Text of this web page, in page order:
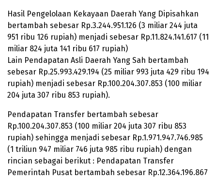
Hasil Pengelolaan Kekayaan Daerah Yang Dipisahkan
bertambah sebesar Rp.3.244.951.126 (3 miliar 244 juta
951 ribu 126 rupiah) menjadi sebesar Rp.11.824.141.617 (11
miliar 824 juta 141 ribu 617 rupiah)
Lain Pendapatan Asli Daerah Yang Sah bertambah
sebesar Rp.25.993.429.194 (25 miliar 993 juta 429 ribu 194
rupiah) menjadi sebesar Rp.100.204.307.853 (100 miliar
204 juta 307 ribu 853 rupiah).
Pendapatan Transfer bertambah sebesar
Rp.100.204.307.853 (100 miliar 204 juta 307 ribu 853
rupiah) sehingga menjadi sebesar Rp.1.971.947.746.985
(1 triliun 947 miliar 746 juta 985 ribu rupiah) dengan
rincian sebagai berikut : Pendapatan Transfer
Pemerintah Pusat bertambah sebesar Rp.12.364.196.867